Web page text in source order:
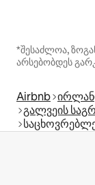
*შესაძლოა,
არსებობდეს
Airbnb
გალვეის